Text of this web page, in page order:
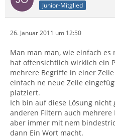
Junior-Mitglied
26. Januar 2011 um 12:50
Man man man, wie einfach es
hat offensichtlich wirklich ein
mehrere Begriffe in einer
einfach ne neue Zeile
platziert.
Ich bin auf diese Lösung nicht
anderen Filtern auch
aber immer mit nem
dann Ein Wort macht.